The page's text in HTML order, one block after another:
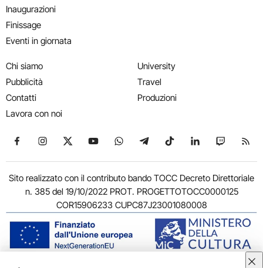
Inaugurazioni
Finissage
Eventi in giornata
Chi siamo
Pubblicità
Contatti
Lavora con noi
University
Travel
Produzioni
Seguici su Facebook
Seguici su Instagram
Seguici su X
Seguici su YouTube
Seguici su WhatsApp
Seguici su Telegram
Seguici su TikTok
Seguici su
Seguici
Sito realizzato con il contributo bando TOCC Decreto Direttoriale
n. 385 del 19/10/2022 PROT. PROGETTOTOCC0000125
COR15906233 CUPC87J23001080008